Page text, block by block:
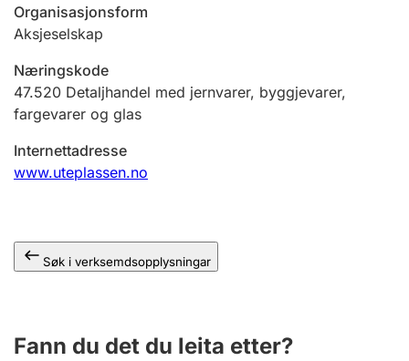
Ektepaktrettleiaren
Andre tema
Organisasjonsform
Aksjeselskap
Næringskode
47.520 Detaljhandel med jernvarer, byggjevarer,
fargevarer og glas
Internettadresse
www.uteplassen.no
Søk i verksemdsopplysningar
Fann du det du leita etter?